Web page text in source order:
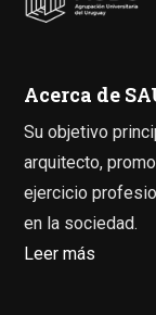
Acerca de
Su objetivo
arquitecto,
ejercicio
en la sociedad.
Leer más